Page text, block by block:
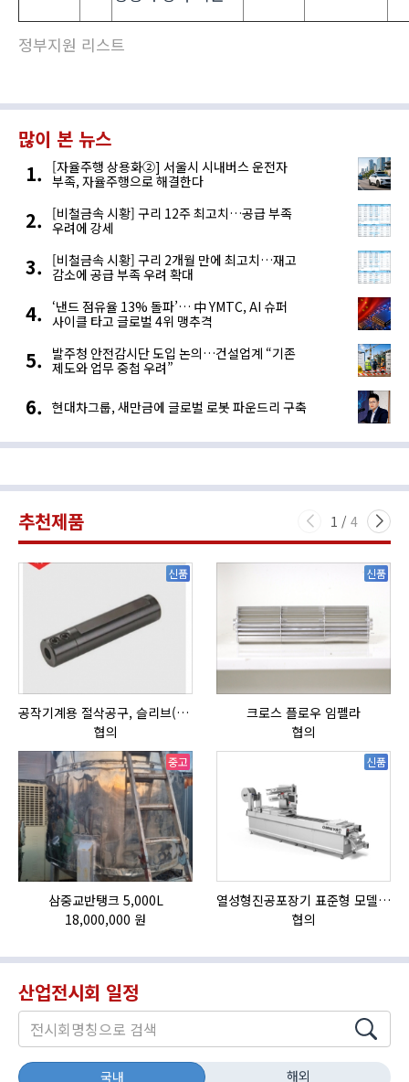
정부지원 리스트
많이 본 뉴스
[자율주행 상용화②] 서울시 시내버스 운전자
부족, 자율주행으로 해결한다
[비철금속 시황] 구리 12주 최고치…공급 부족
우려에 강세
[비철금속 시황] 구리 2개월 만에 최고치…재고
감소에 공급 부족 우려 확대
‘낸드 점유율 13% 돌파’… 中 YMTC, AI 슈퍼
사이클 타고 글로벌 4위 맹추격
발주청 안전감시단 도입 논의…건설업계 “기존
제도와 업무 중첩 우려”
현대차그룹, 새만금에 글로벌 로봇 파운드리 구축
추천제품 1 / 4
신품
공작기계용 절삭공구, 슬리브(SLEEVE)
협의
신품
크로스 플로우 임펠라
협의
중고
삼중교반탱크 5,000L
18,000,000 원
신품
열성형진공포장기 표준형 모델 OMNIVAC S-200
협의
산업전시회 일정
국내 해외